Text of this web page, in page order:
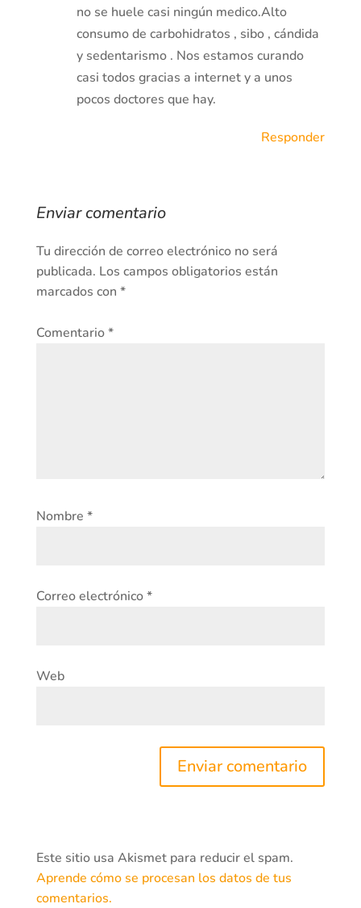
no se huele casi ningún medico.Alto
consumo de carbohidratos , sibo , cándida
y sedentarismo . Nos estamos curando
casi todos gracias a internet y a unos
pocos doctores que hay.
Responder
Enviar comentario
Tu dirección de correo electrónico no será
publicada. Los campos obligatorios están
marcados con *
Comentario*
Nombre *
Correo electrónico*
Web
Este sitio usa Akismet para reducir el spam.
Aprende cómo se procesan los datos de tus
comentarios.